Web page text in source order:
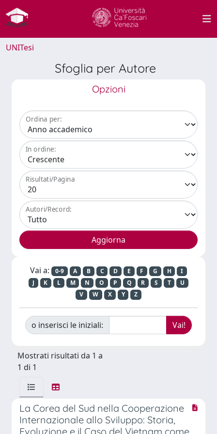
UNITesi
Sfoglia per Autore
Opzioni
Ordina per:
In ordine:
Risultati/Pagina
Autori/Record:
Vai a: 0-9 A B C D E F G H
I
J
K L M N O P Q R S T
U
V
W X Y Z
o inserisci le iniziali:
Mostrati risultati da 1 a
1 di 1
La Corea del Sud nella Cooperazione
Internazionale allo Sviluppo: Storia,
Evoluzione e il Caso del Vietnam come